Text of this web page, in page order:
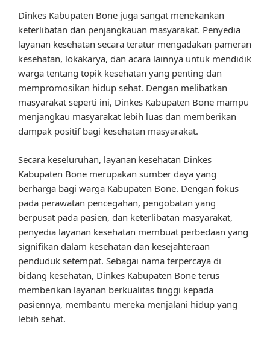
Dinkes Kabupaten Bone juga sangat menekankan
keterlibatan dan penjangkauan masyarakat. Penyedia
layanan kesehatan secara teratur mengadakan pameran
kesehatan, lokakarya, dan acara lainnya untuk mendidik
warga tentang topik kesehatan yang penting dan
mempromosikan hidup sehat. Dengan melibatkan
masyarakat seperti ini, Dinkes Kabupaten Bone mampu
menjangkau masyarakat lebih luas dan memberikan
dampak positif bagi kesehatan masyarakat.
Secara keseluruhan, layanan kesehatan Dinkes
Kabupaten Bone merupakan sumber daya yang
berharga bagi warga Kabupaten Bone. Dengan fokus
pada perawatan pencegahan, pengobatan yang
berpusat pada pasien, dan keterlibatan masyarakat,
penyedia layanan kesehatan membuat perbedaan yang
signifikan dalam kesehatan dan kesejahteraan
penduduk setempat. Sebagai nama terpercaya di
bidang kesehatan, Dinkes Kabupaten Bone terus
memberikan layanan berkualitas tinggi kepada
pasiennya, membantu mereka menjalani hidup yang
lebih sehat.